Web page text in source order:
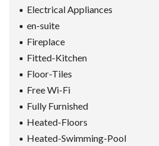
Electrical Appliances
en-suite
Fireplace
Fitted-Kitchen
Floor-Tiles
Free Wi-Fi
Fully Furnished
Heated-Floors
Heated-Swimming-Pool